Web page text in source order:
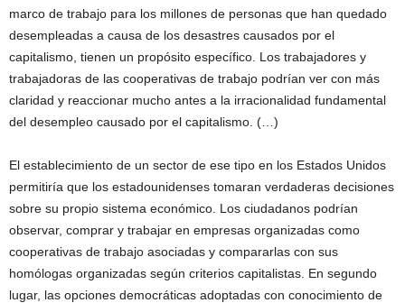
marco de trabajo para los millones de personas que han quedado
desempleadas a causa de los desastres causados por el
capitalismo, tienen un propósito específico. Los trabajadores y
trabajadoras de las cooperativas de trabajo podrían ver con más
claridad y reaccionar mucho antes a la irracionalidad fundamental
del desempleo causado por el capitalismo. (…)
El establecimiento de un sector de ese tipo en los Estados Unidos
permitiría que los estadounidenses tomaran verdaderas decisiones
sobre su propio sistema económico. Los ciudadanos podrían
observar, comprar y trabajar en empresas organizadas como
cooperativas de trabajo asociadas y compararlas con sus
homólogas organizadas según criterios capitalistas. En segundo
lugar, las opciones democráticas adoptadas con conocimiento de